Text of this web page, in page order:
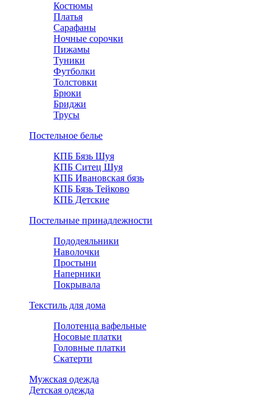
Костюмы
Платья
Сарафаны
Ночные сорочки
Пижамы
Туники
Футболки
Толстовки
Брюки
Бриджи
Трусы
Постельное белье
КПБ Бязь Шуя
КПБ Ситец Шуя
КПБ Ивановская бязь
КПБ Бязь Тейково
КПБ Детские
Постельные принадлежности
Пододеяльники
Наволочки
Простыни
Наперники
Покрывала
Текстиль для дома
Полотенца вафельные
Носовые платки
Головные платки
Скатерти
Мужская одежда
Детская одежда